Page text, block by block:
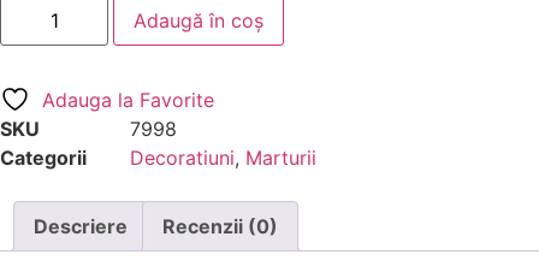
Adaugă în coș
Adauga la Favorite
SKU
7998
Categorii
Decoratiuni, Marturii
Descriere Recenzii (0)